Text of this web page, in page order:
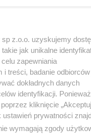
z.o.o. uzyskujemy
jak unikalne
zapewniania
treści, badanie
dokładnych danych
identyfikacji. Ponieważ
kliknięcie
prywatności
wymagają zgody